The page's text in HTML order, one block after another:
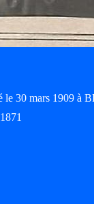
30 mars 1909 à